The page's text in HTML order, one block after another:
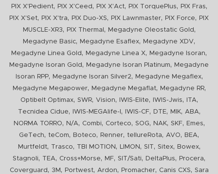
PIX X'Pedient, PIX X'Ceed , PIX X'Act, PIX TorquePlus, PIX Fras,
PIX X'Set, PIX X'tra, PIX Duo-XS, PIX Lawnmaster, PIX Force,
PIX
MUSCLE-XR3, PIX Thermal , Megadyne Oleostatic Gold ,
Megadyne Basic, Megadyne Esaflex, Megadyne XDV,
Megadyne Linea Gold , Megadyne Linea X, Megadyne Isoran,
Megadyne Isoran Gold , Megadyne Isoran Platinum,
Megadyne
Isoran RPP, Megadyne Isoran Silver2, Megadyne Megaflex,
Megadyne Megapower, Megadyne Megaflat, Megadyne RR,
Optibelt Optimax, SWR, Vision, IWIS-Elite, IWIS-Jwis, ITA,
Tecnidea Cidue, IWIS-MEGAlife-I , IWIS-CF, DTE, MIK, ABA,
NORMA TORRO, N/A, Combi, Corteco, SOG, NAK, SKF, Emes,
GeTech, teCom, Boteco, Renner, tellureRota, AVO, BEA,
Murtfeldt, Trasco, TBI MOTION , LIMON , SIT, Sitex, Bowex,
Stagnoli, TEA, Cross+Morse, MF, SIT/Sati, DeltaPlus, Procera,
Coverguard , 3M , Portwest, Ardon, Promacher, Canis CXS, Sara